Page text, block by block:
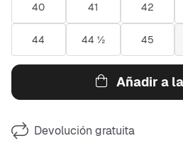
40 41 42
44 44 ½ 45
Añadir a
Devolución gratuita